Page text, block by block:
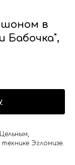
в
Бабочка",
Эгломизе.